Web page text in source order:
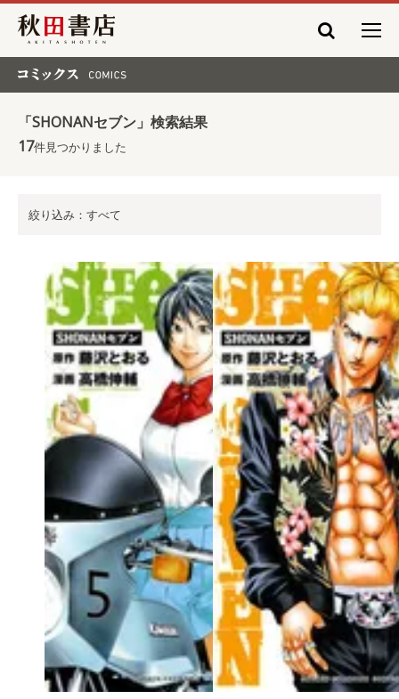
秋田書店
「SHONANセブン」検索結果
17件見つかりました
絞り込み：すべて